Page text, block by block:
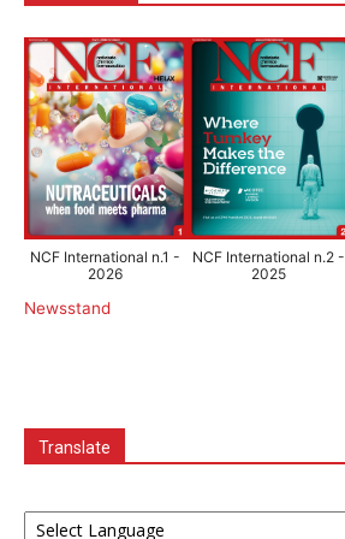
NCF International n.1 -
2026
NCF International n.2 -
2025
Newsstand
Translate